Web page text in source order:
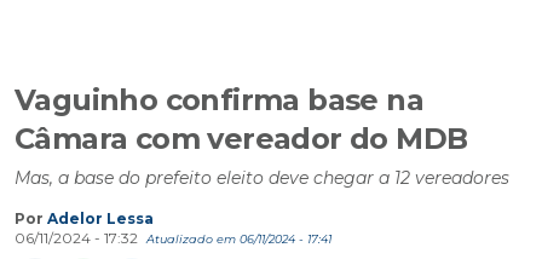
Vaguinho confirma base na
Câmara com vereador do MDB
Mas, a base do prefeito eleito deve chegar a 12 vereadores
Por Adelor Lessa
06/11/2024 - 17:32
Atualizado em 06/11/2024 - 17:41